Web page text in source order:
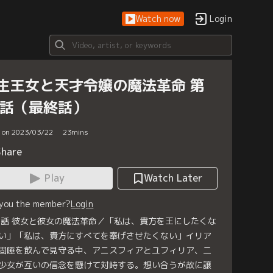
Watch now Login
王女と天才令嬢の魔法革命 第
（最終話）
2023/03/22 23mins
Play
Watch Later
the member?Login
彼女と彼女の魔法革命／「私は、貴方を王にしたくな
」「私は、貴方にすべてを奉げさせたくない」イリア
唾を飲んで見守る中、アニスフィアとユフィリア、二
女が互いの信念を懸けて対峙する。想い合うが故に譲